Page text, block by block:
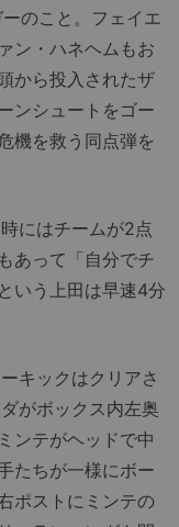
のこと。フェイエ
ン・ハネヘムもお
から投入されたザ
ンシュートをゴー
機を救う同点弾を
にはチームが2点
あって「自分でチ
いう上田は早速4分
キックはクリアさ
がボックス内左奥
ンテがヘッドで中
たちが一様にボー
ポストにミンテの